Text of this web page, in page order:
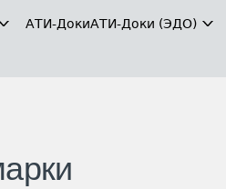
АТИ-ДокиАТИ-Доки (ЭДО)